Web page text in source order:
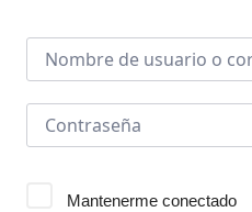
Mantenerme conectado